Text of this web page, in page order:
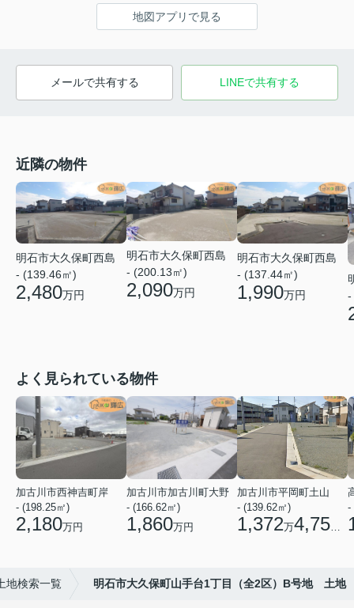
地図アプリで見る
メールで共有する LINEで共有する
近隣の物件
明石市大久保町西島
- (139.46㎡)
2,480万円
明石市大久保町西島
- (200.13㎡)
2,090万円
明石市大久保町西島
- (137.44㎡)
1,990万円
-
よく見られている物件
加古川市西神吉町岸
- (198.25㎡)
2,180万円
加古川市加古川町大野
- (166.62㎡)
1,860万円
加古川市平岡町土山
- (139.62㎡)
1,372万4,750 円
-
地検索一覧 明石市大久保町山手台1丁目（全2区）B号地 土地